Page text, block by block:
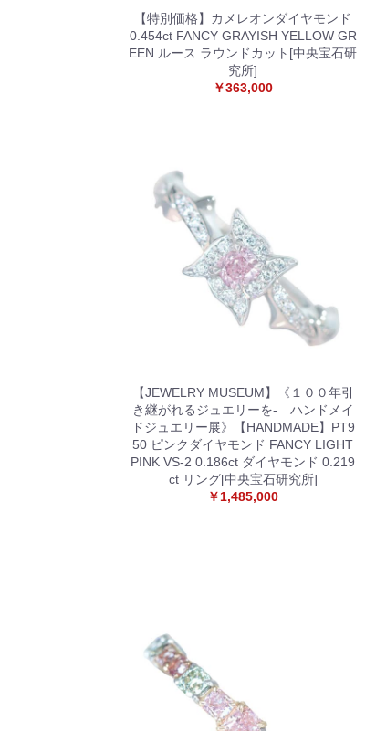
【特別価格】カメレオンダイヤモンド
0.454ct FANCY GRAYISH YELLOW GR
EEN ルース ラウンドカット[中央宝石研
究所]
￥363,000
【JEWELRY MUSEUM】《１００年引
き継がれるジュエリーを- ハンドメイ
ドジュエリー展》【HANDMADE】PT9
50 ピンクダイヤモンド FANCY LIGHT
PINK VS-2 0.186ct ダイヤモンド 0.219
ct リング[中央宝石研究所]
￥1,485,000